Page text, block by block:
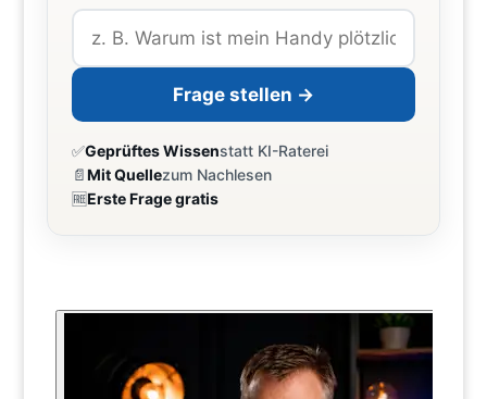
Frage stellen →
✅Geprüftes Wissenstatt KI-Raterei
📄Mit Quellezum Nachlesen
🆓Erste Frage gratis